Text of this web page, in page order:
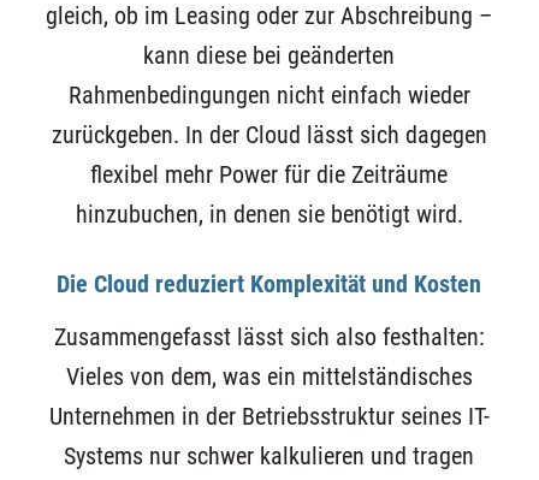
gleich, ob im Leasing oder zur Abschreibung –
kann diese bei geänderten
Rahmenbedingungen nicht einfach wieder
zurückgeben. In der Cloud lässt sich dagegen
flexibel mehr Power für die Zeiträume
hinzubuchen, in denen sie benötigt wird.
Die Cloud reduziert Komplexität und Kosten
Zusammengefasst lässt sich also festhalten:
Vieles von dem, was ein mittelständisches
Unternehmen in der Betriebsstruktur seines IT-
Systems nur schwer kalkulieren und tragen